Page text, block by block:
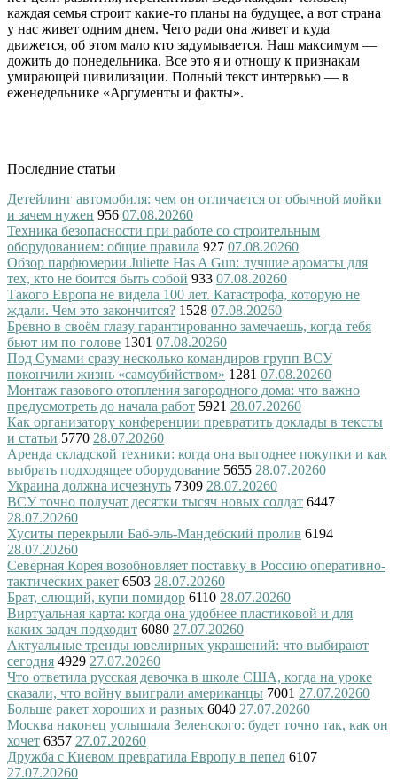
каждая семья строит какие-то планы на будущее, а вот страна
у нас живет одним днем. Чего ради она живет и куда
движется, об этом мало кто задумывается. Наш максимум —
дожить до понедельника. Все это я и отношу к признакам
умирающей цивилизации. Полный текст интервью — в
еженедельнике «Аргументы и факты».
Последние статьи
Детейлинг автомобиля: чем он отличается от обычной мойки
и зачем нужен 956 07.08.20260
Техника безопасности при работе со строительным
оборудованием: общие правила 927 07.08.20260
Обзор парфюмерии Juliette Has A Gun: лучшие ароматы для
тех, кто не боится быть собой 933 07.08.20260
Такого Европа не видела 100 лет. Катастрофа, которую не
ждали. Чем это закончится? 1528 07.08.20260
Бревно в своём глазу гарантированно замечаешь, когда тебя
бьют им по голове 1301 07.08.20260
Под Сумами сразу несколько командиров групп ВСУ
покончили жизнь «самоубийством» 1281 07.08.20260
Монтаж газового отопления загородного дома: что важно
предусмотреть до начала работ 5921 28.07.20260
Как организатору конференции превратить доклады в тексты
и статьи 5770 28.07.20260
Аренда складской техники: когда она выгоднее покупки и как
выбрать подходящее оборудование 5655 28.07.20260
Украина должна исчезнуть 7309 28.07.20260
ВСУ точно получат десятки тысяч новых солдат 6447
28.07.20260
Хуситы перекрыли Баб-эль-Мандебский пролив 6194
28.07.20260
Северная Корея возобновляет поставку в Россию оперативно-
тактических ракет 6503 28.07.20260
Брат, слющий, купи помидор 6110 28.07.20260
Виртуальная карта: когда она удобнее пластиковой и для
каких задач подходит 6080 27.07.20260
Актуальные тренды ювелирных украшений: что выбирают
сегодня 4929 27.07.20260
Что ответила русская девочка в школе США, когда на уроке
сказали, что войну выиграли американцы 7001 27.07.20260
Больше ракет хороших и разных 6040 27.07.20260
Москва наконец услышала Зеленского: будет точно так, как он
хочет 6357 27.07.20260
Дружба с Киевом превратила Европу в пепел 6107
27.07.20260